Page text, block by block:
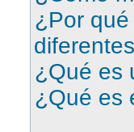
¿Por
¿Qué es
¿Qué es